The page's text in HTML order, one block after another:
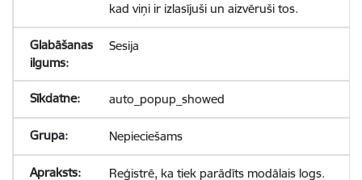
kad viņi ir izlasījuši un aizvēruši tos.
Sesija
auto_popup_showed
Nepieciešams
Reģistrē, ka tiek parādīts modālais logs.